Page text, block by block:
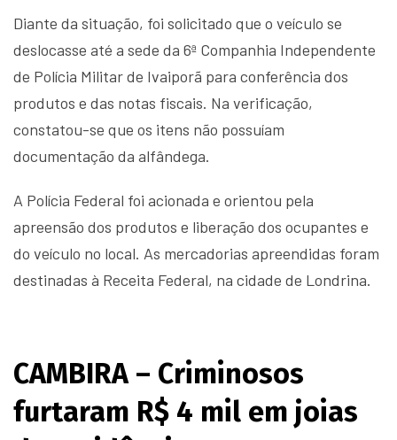
Diante da situação, foi solicitado que o veículo se
deslocasse até a sede da 6ª Companhia Independente
de Polícia Militar de Ivaiporã para conferência dos
produtos e das notas fiscais. Na verificação,
constatou-se que os itens não possuíam
documentação da alfândega.
A Polícia Federal foi acionada e orientou pela
apreensão dos produtos e liberação dos ocupantes e
do veículo no local. As mercadorias apreendidas foram
destinadas à Receita Federal, na cidade de Londrina.
CAMBIRA – Criminosos
furtaram R$ 4 mil em joias